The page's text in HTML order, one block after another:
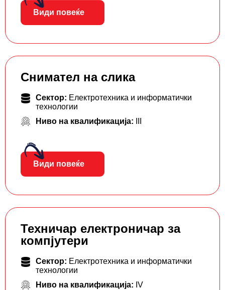
Види повеќе
Снимател на слика
Сектор: Електротехника и информатички
технологии
Ниво на квалификација:
Види повеќе
Техничар електроничар за
компјутери
Сектор: Електротехника и информатички
технологии
Ниво на квалификација: IV